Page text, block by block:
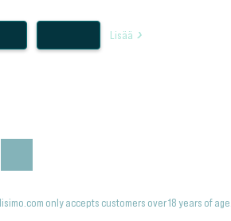
Lisää
only accepts customers over 18 years of age.